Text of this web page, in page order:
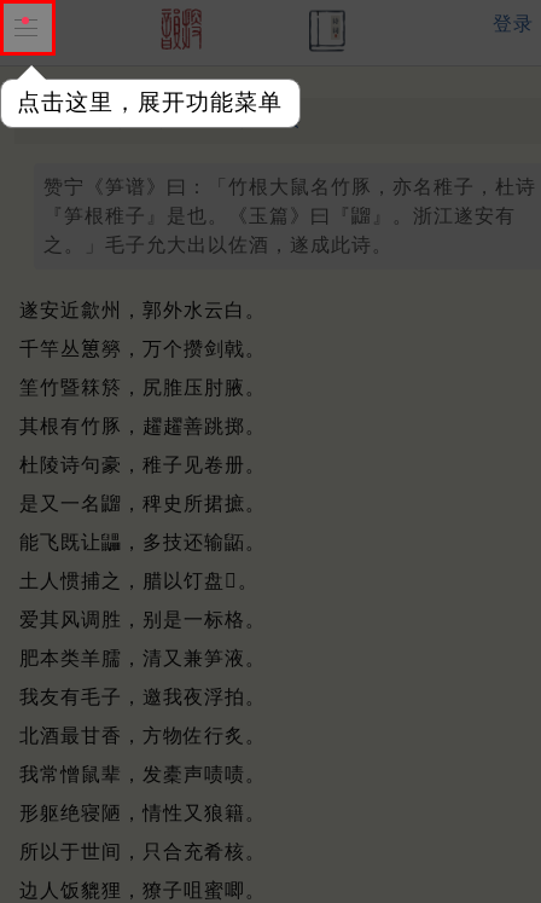
点击这里，展开功能菜单
登录
竹鼠 清 · 陈维崧
赞宁《笋谱》曰：「竹根大鼠名竹豚，亦名稚子，杜诗
『笋根稚子』是也。《玉篇》曰『䶉』。浙江遂安有
之。」毛子允大出以佐酒，遂成此诗。
遂安近歙州，郭外水云白。
千竿丛𥯨簩，万个攒剑戟。
筀竹暨箖箊，尻脽压肘腋。
其根有竹豚，趯趯善跳掷。
杜陵诗句豪，稚子见卷册。
是又一名䶉，稗史所捃摭。
能飞既让鼺，多技还输鼫。
土人惯捕之，腊以饤盘𩱔。
爱其风调胜，别是一标格。
肥本类羊臑，清又兼笋液。
我友有毛子，邀我夜浮拍。
北酒最甘香，方物佐行炙。
我常憎鼠辈，发橐声啧啧。
形躯绝寝陋，情性又狼籍。
所以于世间，只合充肴核。
边人饭貔狸，獠子咀蜜唧。